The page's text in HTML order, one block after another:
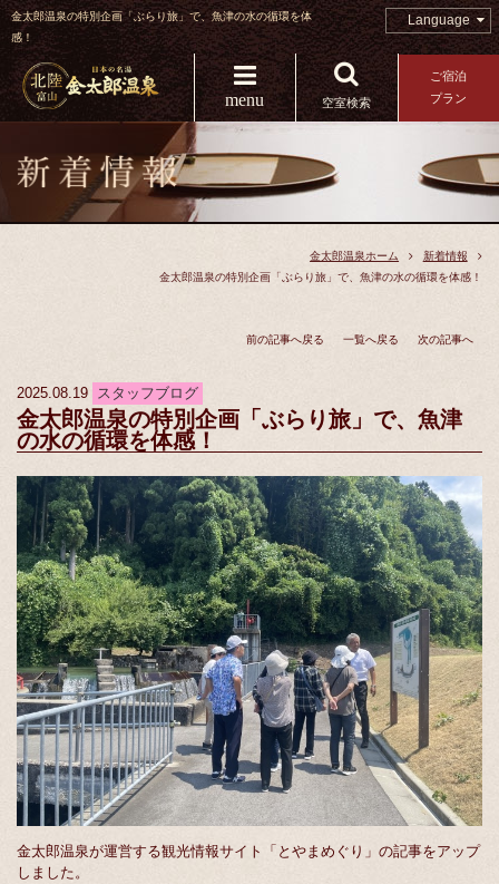
金太郎温泉の特別企画「ぶらり旅」で、魚津の水の循環を体
感！
Language
menu 空室検索
ご宿泊
プラン
金太郎温泉ホーム
新着情報
金太郎温泉の特別企画「ぶらり旅」で、魚津の水の循環を体感！
前の記事へ戻る 一覧へ戻る 次の記事へ
2025.08.19 スタッフブログ
金太郎温泉の特別企画「ぶらり旅」で、魚津
の水の循環を体感！
金太郎温泉が運営する観光情報サイト「とやまめぐり」の記事をアップ
しました。